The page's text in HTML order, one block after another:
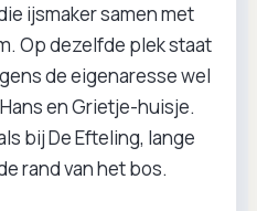
ijsmaker samen met
Op dezelfde plek staat
de eigenaresse wel
en Grietje-huisje.
bij De Efteling, lange
rand van het bos.